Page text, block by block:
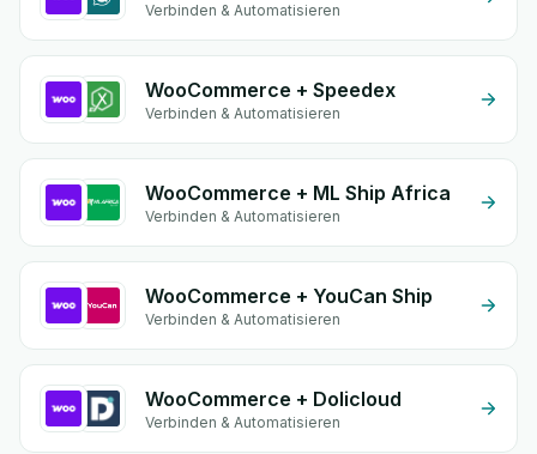
Verbinden & Automatisieren
WooCommerce + Speedex
Verbinden & Automatisieren
WooCommerce + ML Ship Africa
Verbinden & Automatisieren
WooCommerce + YouCan Ship
Verbinden & Automatisieren
WooCommerce + Dolicloud
Verbinden & Automatisieren